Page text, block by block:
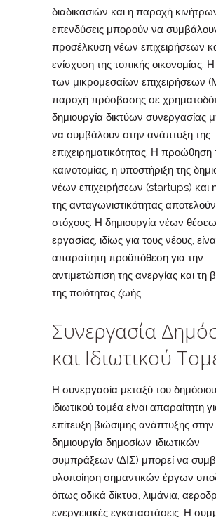
διαδικασιών και η παροχή
επενδύσεις μπορούν να
προσέλκυση νέων επιχειρήσεων
ενίσχυση της τοπικής οικονομίας.
των μικρομεσαίων επιχειρήσεων
παροχή πρόσβασης σε
δημιουργία δικτύων συνεργασίας
να συμβάλουν στην ανάπτυξη της
επιχειρηματικότητας. Η προώθηση
καινοτομίας, η υποστήριξη της
νέων επιχειρήσεων (startups) και
της ανταγωνιστικότητας
στόχους. Η δημιουργία νέων
εργασίας, ιδίως για τους νέους,
απαραίτητη προϋπόθεση για την
αντιμετώπιση της ανεργίας και τη
της ποιότητας ζωής.
Συνεργασία
και Ιδιωτικού
Η συνεργασία μεταξύ του
ιδιωτικού τομέα είναι απαραίτητη
επίτευξη βιώσιμης ανάπτυξης
δημιουργία δημοσίων-ιδιωτικών
συμπράξεων (ΔΙΣ) μπορεί να
υλοποίηση σημαντικών έργων
όπως οδικά δίκτυα, λιμάνια,
ενεργειακές εγκαταστάσεις. Η